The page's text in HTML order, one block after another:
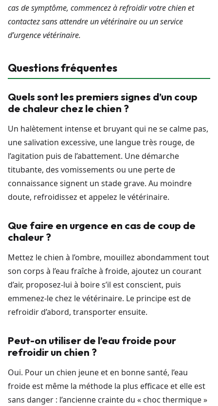
cas de symptôme, commencez à refroidir votre chien et
contactez sans attendre un vétérinaire ou un service
d’urgence vétérinaire.
Questions fréquentes
Quels sont les premiers signes d’un coup
de chaleur chez le chien ?
Un halètement intense et bruyant qui ne se calme pas,
une salivation excessive, une langue très rouge, de
l’agitation puis de l’abattement. Une démarche
titubante, des vomissements ou une perte de
connaissance signent un stade grave. Au moindre
doute, refroidissez et appelez le vétérinaire.
Que faire en urgence en cas de coup de
chaleur ?
Mettez le chien à l’ombre, mouillez abondamment tout
son corps à l’eau fraîche à froide, ajoutez un courant
d’air, proposez-lui à boire s’il est conscient, puis
emmenez-le chez le vétérinaire. Le principe est de
refroidir d’abord, transporter ensuite.
Peut-on utiliser de l’eau froide pour
refroidir un chien ?
Oui. Pour un chien jeune et en bonne santé, l’eau
froide est même la méthode la plus efficace et elle est
sans danger : l’ancienne crainte du « choc thermique »